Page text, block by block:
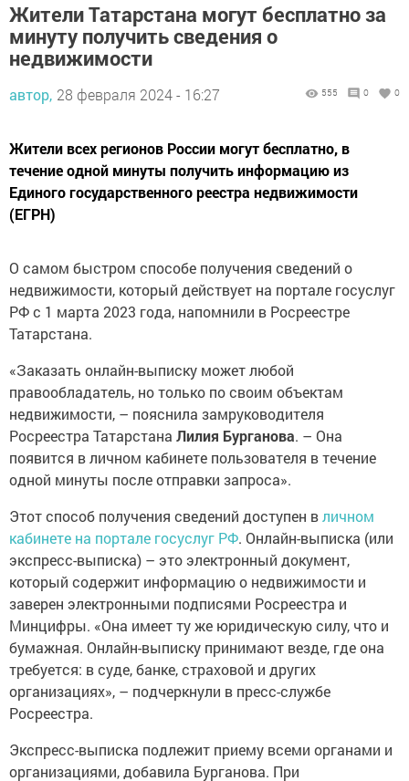
Жители Татарстана могут бесплатно за
минуту получить сведения о
недвижимости
автор, 28 февраля 2024 - 16:27 555 0 0
Жители всех регионов России могут бесплатно, в
течение одной минуты получить информацию из
Единого государственного реестра недвижимости
(ЕГРН)
О самом быстром способе получения сведений о
недвижимости, который действует на портале госуслуг
РФ с 1 марта 2023 года, напомнили в Росреестре
Татарстана.
«Заказать онлайн-выписку может любой
правообладатель, но только по своим объектам
недвижимости, – пояснила замруководителя
Росреестра Татарстана Лилия Бурганова. – Она
появится в личном кабинете пользователя в течение
одной минуты после отправки запроса».
Этот способ получения сведений доступен вличном
кабинете на портале госуслуг РФ. Онлайн-выписка (или
экспресс-выписка) – это электронный документ,
который содержит информацию о недвижимости и
заверен электронными подписями Росреестра и
Минцифры. «Она имеет ту же юридическую силу, что и
бумажная. Онлайн-выписку принимают везде, где она
требуется: в суде, банке, страховой и других
организациях», – подчеркнули в пресс-службе
Росреестра.
Экспресс-выписка подлежит приему всеми органами и
организациями, добавила Бурганова. При